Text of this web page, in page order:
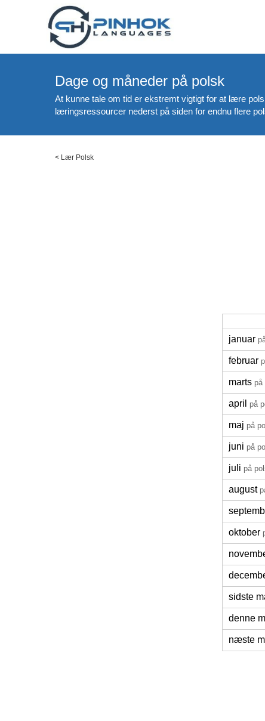
Dage og måneder på polsk
At kunne tale om tid er ekstremt vigtigt for at lære
læringsressourcer nederst på siden for endnu flere
< Lær Polsk
januar
februar
marts på
april på
maj på
juni på
juli på
august
oktober
sidste
denne
næste